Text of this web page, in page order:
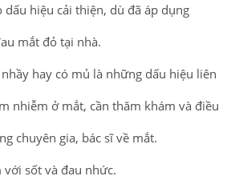
dấu hiệu cải thiện, dù đã áp dụng
mắt đỏ tại nhà.
hay có mủ là những dấu hiệu liên
nhiễm ở mắt, cần thăm khám và điều
chuyên gia, bác sĩ về mắt.
sốt và đau nhức.